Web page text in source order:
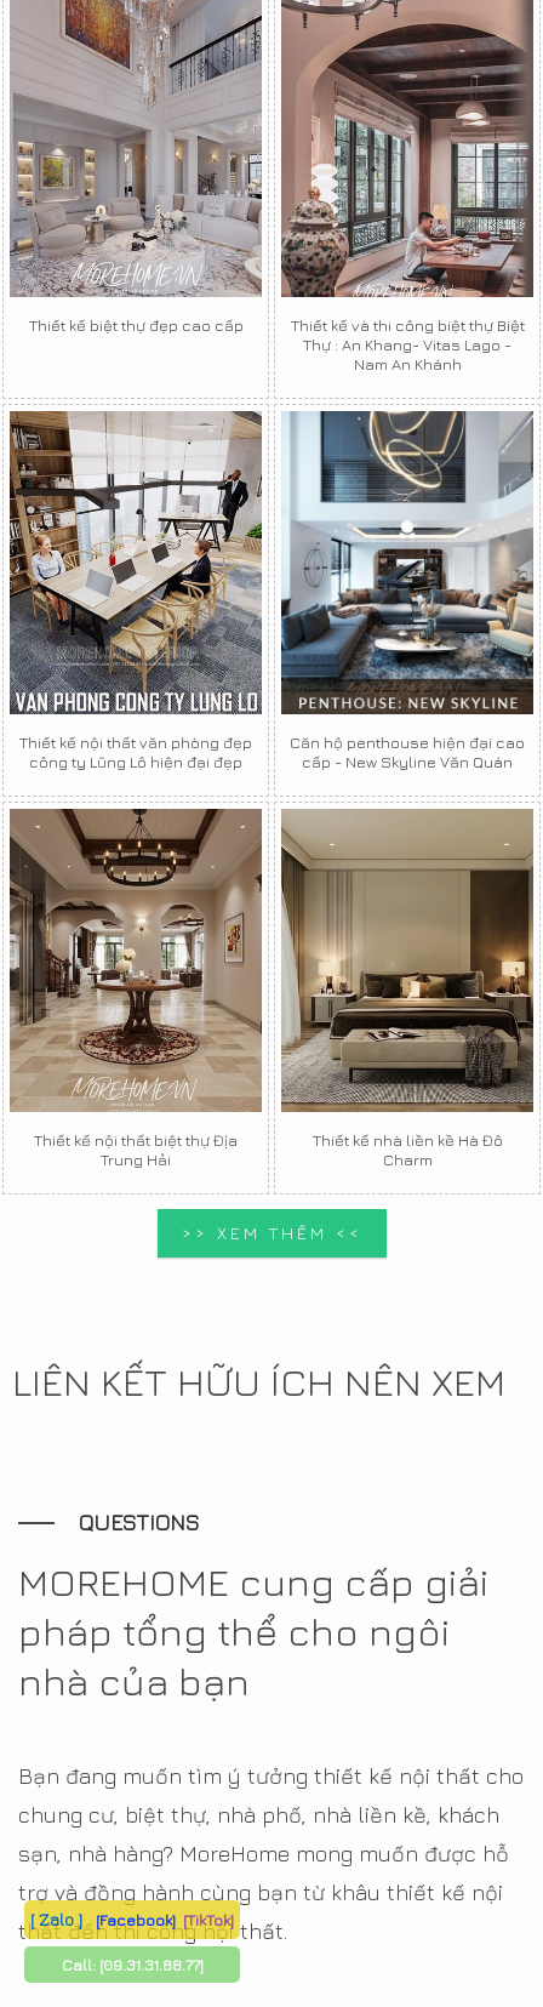
Thiết kế biệt thự đẹp cao cấp
Thiết kế và thi công biệt thự Biệt
Thự : An Khang- Vitas Lago -
Nam An Khánh
Thiết kế nội thất văn phòng đẹp
công ty Lũng Lô hiện đại đẹp
Căn hộ penthouse hiện đại cao
cấp - New Skyline Văn Quán
Thiết kế nội thất biệt thự Địa
Trung Hải
Thiết kế nhà liền kề Hà Đô
Charm
>> XEM THÊM <<
LIÊN KẾT HỮU ÍCH NÊN XEM
QUESTIONS
MOREHOME cung cấp giải
pháp tổng thể cho ngôi
nhà của bạn
Bạn đang muốn tìm ý tưởng thiết kế nội thất cho
chung cư, biệt thự, nhà phố, nhà liền kề, khách
sạn, nhà hàng? MoreHome mong muốn được hỗ
trợ và đồng hành cùng bạn từ khâu thiết kế nội
thất đến thi công nội thất.
[ Zalo ] [Facebook] [TikTok]
Call: [09.31.31.88.77]